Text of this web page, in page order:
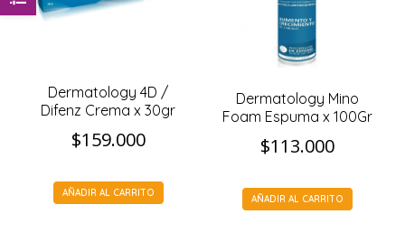
Dermatology 4D /
Difenz Crema x 30gr
$159.000
AÑADIR AL CARRITO
Dermatology Mino
Foam Espuma x 100Gr
$113.000
AÑADIR AL CARRITO